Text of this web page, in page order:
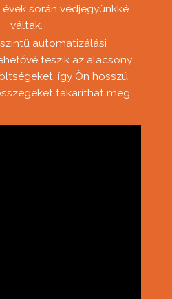
során védjegyünkké
váltak.
automatizálási
teszik az alacsony
így Ön hosszú
takaríthat meg.